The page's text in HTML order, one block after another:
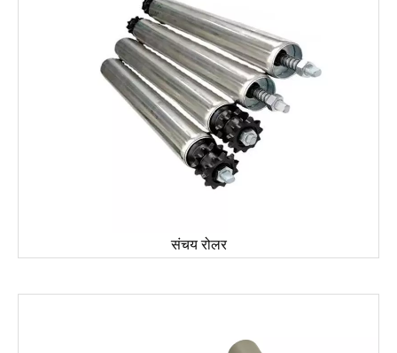
संचय रोलर